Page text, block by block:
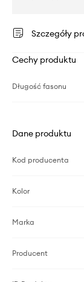
Szczegóły
Cechy produktu
Długość fasonu
Dane produktu
Kod producenta
Kolor
Marka
Producent